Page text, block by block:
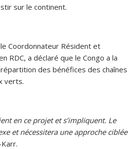
sur le continent.
Coordonnateur Résident et
RDC, a déclaré que le Congo a la
des bénéfices des chaînes
verts.
en ce projet et s’impliquent. Le
et nécessitera une approche ciblée